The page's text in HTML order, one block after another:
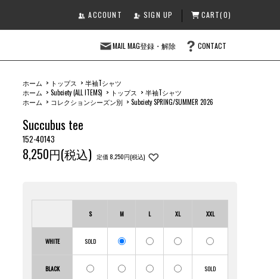
ACCOUNT SIGN UP CART(0)
MAIL MAG登録・解除 CONTACT
ホーム > トップス > 半袖Tシャツ
ホーム > Subciety (ALL ITEMS) > トップス > 半袖Tシャツ
ホーム > コレクションシーズン別 > Subciety SPRING/SUMMER 2026
Succubus tee
152-40143
8,250円(税込) 定価 8,250円(税込)
S M L XL XXL
WHITE
BLACK